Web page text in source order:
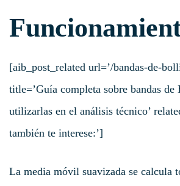
[aib_post_related url=’/bandas-de-
title=’Guía completa sobre bandas
utilizarlas en el análisis técnico’
también te interese:’]
La media móvil suavizada se calcula